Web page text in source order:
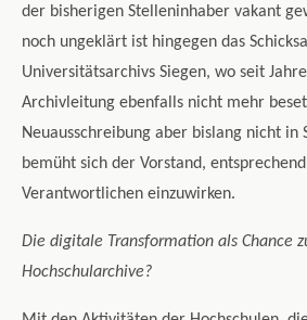
der bisherigen Stelleninhaber vakant
noch ungeklärt ist hingegen das
Universitätsarchivs Siegen, wo seit
Archivleitung ebenfalls nicht mehr
Neuausschreibung aber bislang nicht in
bemüht sich der Vorstand,
Verantwortlichen einzuwirken.
Die digitale Transformation als Chance
Hochschularchive?